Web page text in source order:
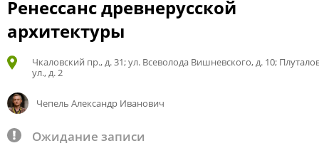
Ренессанс древнерусской
архитектуры
Чкаловский пр., д. 31; ул. Всеволода Вишневского, д. 10;
ул., д. 2
Чепель Александр Иванович
Ожидание записи